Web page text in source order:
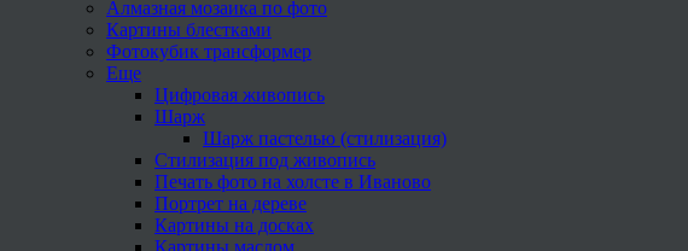
Алмазная мозаика по фото
Картины блестками
Фотокубик трансформер
Еще
Цифровая живопись
Шарж
Шарж пастелью (стилизация)
Стилизация под живопись
Печать фото на холсте в Иваново
Портрет на дереве
Картины на досках
Картины маслом